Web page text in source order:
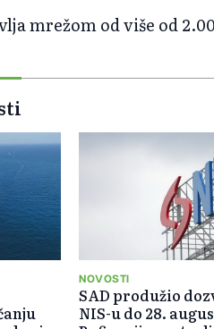
mrežom od više od
NOVOSTI
SAD produžio
NIS-u do 28.